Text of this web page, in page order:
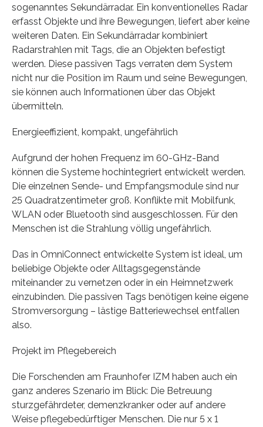
sogenanntes Sekundärradar. Ein konventionelles Radar
erfasst Objekte und ihre Bewegungen, liefert aber keine
weiteren Daten. Ein Sekundärradar kombiniert
Radarstrahlen mit Tags, die an Objekten befestigt
werden. Diese passiven Tags verraten dem System
nicht nur die Position im Raum und seine Bewegungen,
sie können auch Informationen über das Objekt
übermitteln.
Energieeffizient, kompakt, ungefährlich
Aufgrund der hohen Frequenz im 60-GHz-Band
können die Systeme hochintegriert entwickelt werden.
Die einzelnen Sende- und Empfangsmodule sind nur
25 Quadratzentimeter groß. Konflikte mit Mobilfunk,
WLAN oder Bluetooth sind ausgeschlossen. Für den
Menschen ist die Strahlung völlig ungefährlich.
Das in OmniConnect entwickelte System ist ideal, um
beliebige Objekte oder Alltagsgegenstände
miteinander zu vernetzen oder in ein Heimnetzwerk
einzubinden. Die passiven Tags benötigen keine eigene
Stromversorgung – lästige Batteriewechsel entfallen
also.
Projekt im Pflegebereich
Die Forschenden am Fraunhofer IZM haben auch ein
ganz anderes Szenario im Blick: Die Betreuung
sturzgefährdeter, demenzkranker oder auf andere
Weise pflegebedürftiger Menschen. Die nur 5 x 1